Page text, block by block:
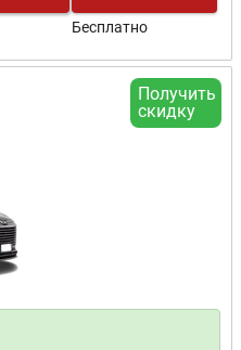
Бесплатно
Получить
скидку